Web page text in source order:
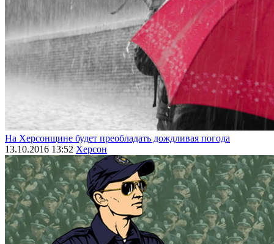
На Херсонщине будет преобладать дождливая погода
13.10.2016 13:52 Херсон